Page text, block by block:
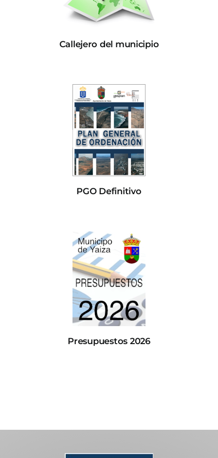
Callejero del municipio
PGO Definitivo
Presupuestos 2026